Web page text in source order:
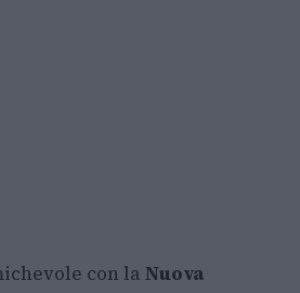
con la Nuova